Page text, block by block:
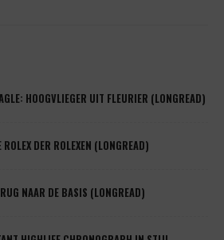
HOOGVLIEGER UIT FLEURIER (LONGREAD)
ROLEX DER ROLEXEN (LONGREAD)
NAAR DE BASIS (LONGREAD)